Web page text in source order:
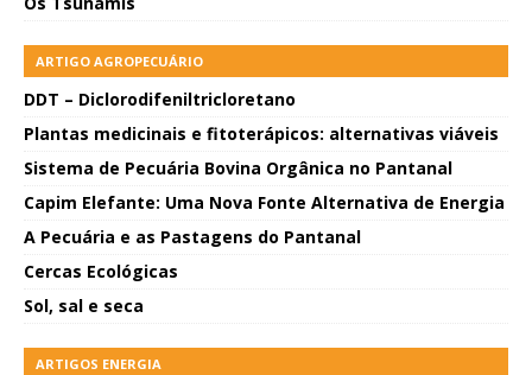
ARTIGO AGROPECUÁRIO
DDT – Diclorodifeniltricloretano
Plantas medicinais e fitoterápicos: alternativas viáveis
Sistema de Pecuária Bovina Orgânica no Pantanal
Capim Elefante: Uma Nova Fonte Alternativa de Energia
A Pecuária e as Pastagens do Pantanal
Cercas Ecológicas
Sol, sal e seca
ARTIGOS ENERGIA